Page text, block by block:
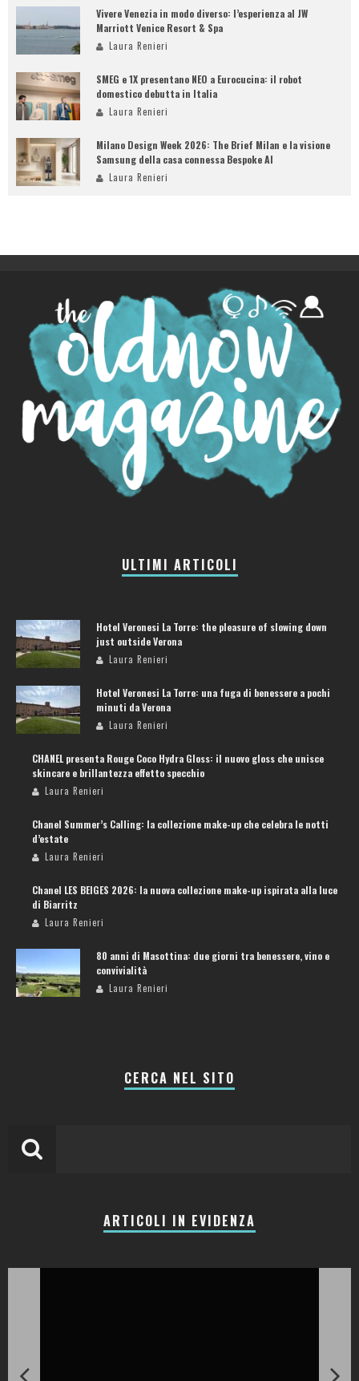
Vivere Venezia in modo diverso: l’esperienza al JW
Marriott Venice Resort & Spa
Laura Renieri
SMEG e 1X presentano NEO a Eurocucina: il robot
domestico debutta in Italia
Laura Renieri
Milano Design Week 2026: The Brief Milan e la visione
Samsung della casa connessa Bespoke AI
Laura Renieri
ULTIMI ARTICOLI
Hotel Veronesi La Torre: the pleasure of slowing down
just outside Verona
Laura Renieri
Hotel Veronesi La Torre: una fuga di benessere a pochi
minuti da Verona
Laura Renieri
CHANEL presenta Rouge Coco Hydra Gloss: il nuovo gloss che unisce
skincare e brillantezza effetto specchio
Laura Renieri
Chanel Summer’s Calling: la collezione make-up che celebra le notti
d’estate
Laura Renieri
Chanel LES BEIGES 2026: la nuova collezione make-up ispirata alla luce
di Biarritz
Laura Renieri
80 anni di Masottina: due giorni tra benessere, vino e
convivialità
Laura Renieri
CERCA NEL SITO
ARTICOLI IN EVIDENZA